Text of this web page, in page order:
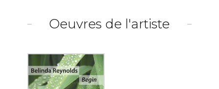
Oeuvres de l'artiste